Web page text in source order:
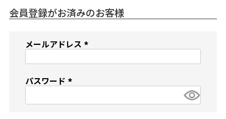
キッズ
ペア商品
ランキング
会員登録がお済みのお客様
メールアドレス
必
)
パスワード
必